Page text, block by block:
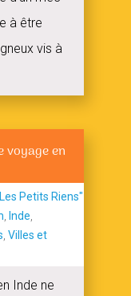
à être
vis à
voyage en
Petits Riens"
Inde
Villes et
Inde ne